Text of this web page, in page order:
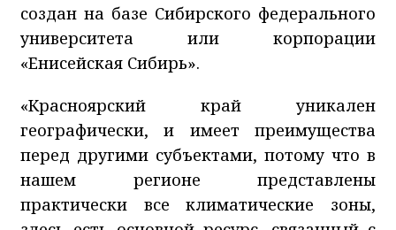
создан на базе Сибирского федерального
университета или корпорации
«Енисейская Сибирь».
«Красноярский край уникален
географически, и имеет преимущества
перед другими субъектами, потому что в
нашем регионе представлены
практически все климатические зоны,